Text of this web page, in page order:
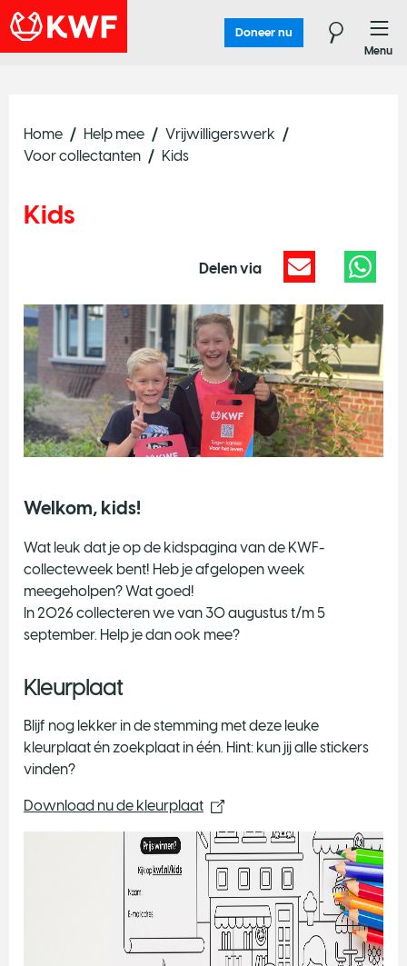
Doneer nu
Menu
Home Help mee
Vrijwilligerswerk
Voor collectanten
Kids
Kids
Delen via
Welkom, kids!
Wat leuk dat je op de kidspagina van de KWF-
collecteweek bent! Heb je afgelopen week
meegeholpen? Wat goed!
In 2026 collecteren we van 30 augustus t/m 5
september. Help je dan ook mee?
Kleurplaat
Blijf nog lekker in de stemming met deze leuke
kleurplaat én zoekplaat in één. Hint: kun jij alle stickers
vinden?
Download nu de kleurplaat